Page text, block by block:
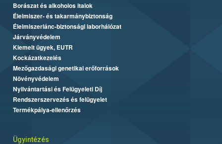
Borászat és alkoholos italok
Élelmiszer- és takarmánybiztonság
Élelmiszerlánc-biztonsági laborhálózat
Járványvédelem
Kiemelt ügyek, EUTR
Kockázatkezelés
Mezőgazdasági genetikai erőforrások
Növényvédelem
Nyilvántartási és Felügyeleti Díj
Rendszerszervezés és felügyelet
Termékpálya-ellenőrzés
Ügyintézés